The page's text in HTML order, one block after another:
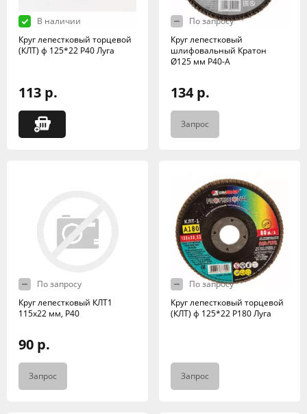
В наличии
Круг лепестковый торцевой
(КЛТ) ф 125*22 Р40 Луга
113 р.
По запросу
Круг лепестковый
шлифовальный Кратон
Ø125 мм Р40-А
134 р.
Запрос
По запросу
Круг лепестковый КЛТ1
115х22 мм, Р40
90 р.
Запрос
По запросу
Круг лепестковый торцевой
(КЛТ) ф 125*22 Р180 Луга
Запрос